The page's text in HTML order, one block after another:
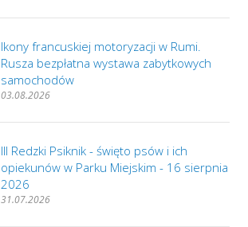
Ikony francuskiej motoryzacji w Rumi.
Rusza bezpłatna wystawa zabytkowych
samochodów
03.08.2026
III Redzki Psiknik - święto psów i ich
opiekunów w Parku Miejskim - 16 sierpnia
2026
31.07.2026